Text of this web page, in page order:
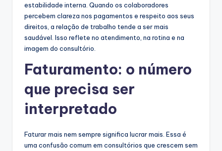
estabilidade interna. Quando os colaboradores
percebem clareza nos pagamentos e respeito aos seus
direitos, a relação de trabalho tende a ser mais
saudável. Isso reflete no atendimento, na rotina e na
imagem do consultório.
Faturamento: o número
que precisa ser
interpretado
Faturar mais nem sempre significa lucrar mais. Essa é
uma confusão comum em consultórios que crescem sem